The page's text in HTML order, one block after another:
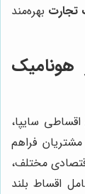
تجارت بهره‌مند
هونامیک
سایپا،
فراهم
مختلف،
اقساط بلند